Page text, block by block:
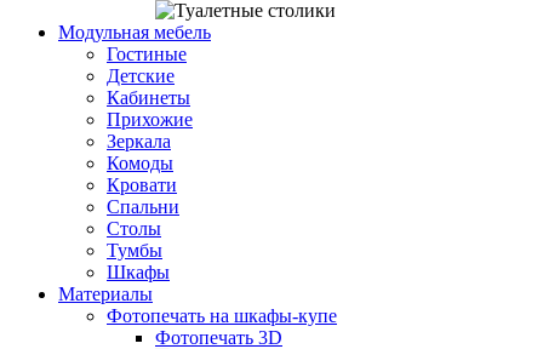
Модульная мебель
Гостиные
Детские
Кабинеты
Прихожие
Зеркала
Комоды
Кровати
Спальни
Столы
Тумбы
Шкафы
Материалы
Фотопечать на шкафы-купе
Фотопечать 3D